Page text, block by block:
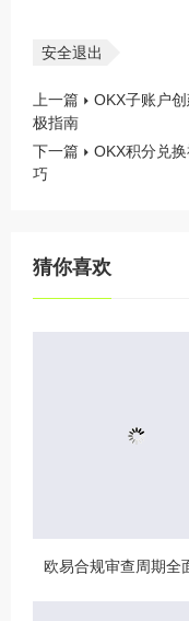
安全退出
上一篇
OKX子账户
极指南
下一篇
OKX积分兑
巧
猜你喜欢